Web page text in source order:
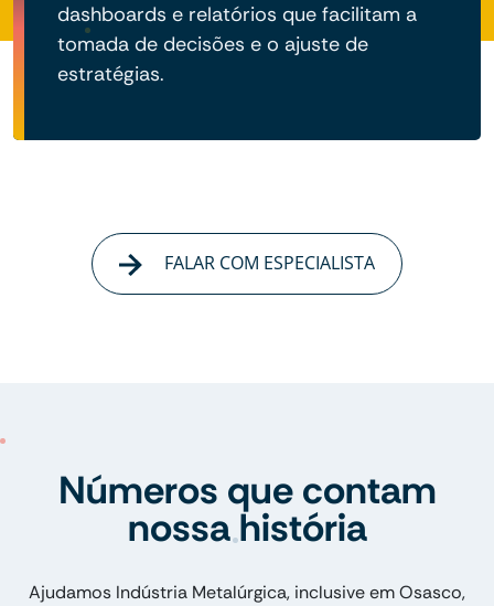
dashboards e relatórios que facilitam a
tomada de decisões e o ajuste de
estratégias.
FALAR COM ESPECIALISTA
Números que contam
nossa história
Ajudamos Indústria Metalúrgica, inclusive em Osasco,